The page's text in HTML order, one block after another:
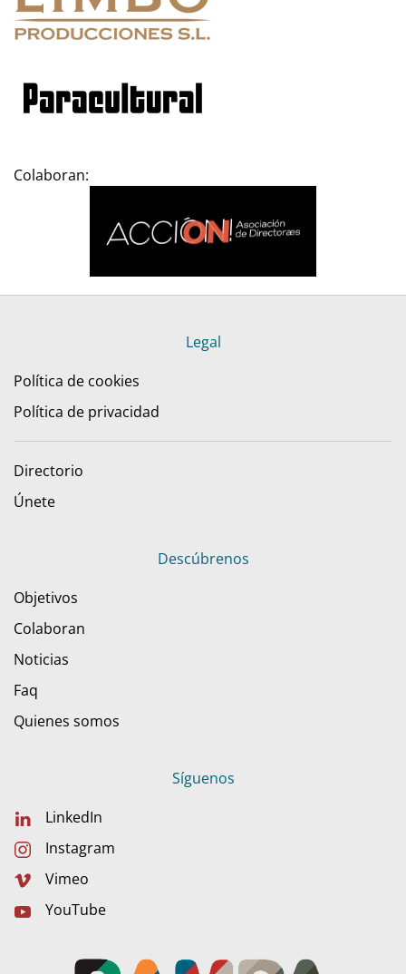
Colaboran:
Legal
Política de cookies
Política de privacidad
Directorio
Únete
Descúbrenos
Objetivos
Colaboran
Noticias
Faq
Quienes somos
Síguenos
LinkedIn
Instagram
Vimeo
YouTube